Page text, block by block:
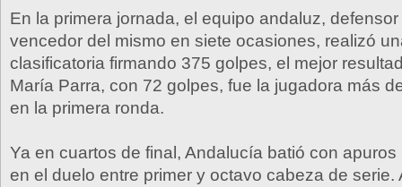
En la primera jornada, el equipo andaluz,
vencedor del mismo en siete ocasiones, realizó
clasificatoria firmando 375 golpes, el mejor
María Parra, con 72 golpes, fue la jugadora más
en la primera ronda.
Ya en cuartos de final, Andalucía batió con apuros
en el duelo entre primer y octavo cabeza de serie.